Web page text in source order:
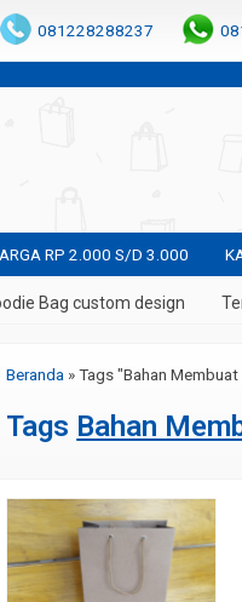
081228288237
RP 2.000 S/D 3.000
Bag custom design
Beranda »Tags "Bahan
Tags Bahan